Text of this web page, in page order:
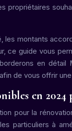
propriétaires
les montants
ce guide vous
en détail
de vous offrir
en
pour la
particuliers à